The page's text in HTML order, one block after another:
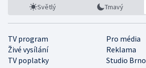
Světlý Tmavý
TV program
Pro média
Živé vysílání
Reklama
TV poplatky
Studio Brno